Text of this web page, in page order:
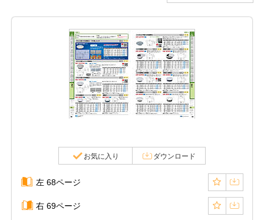
お気に入り ダウンロード
左 68ページ
右 69ページ